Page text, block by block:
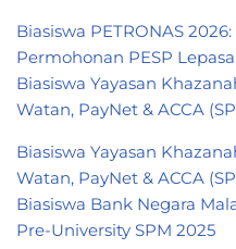
Biasiswa PETRONAS
Permohonan PESP
Biasiswa Yayasan
Watan, PayNet & ACCA
Biasiswa Yayasan
Watan, PayNet & ACCA
Biasiswa Bank Negara
Pre-University SPM 2025